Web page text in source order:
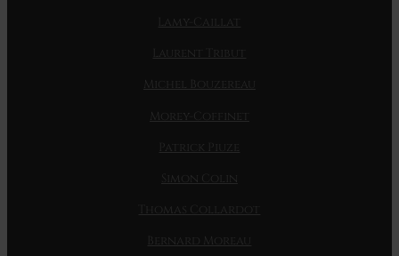
Lamy-Caillat
Laurent Tribut
Michel Bouzereau
Morey-Coffinet
Patrick Piuze
Simon Colin
Thomas Collardot
Bernard Moreau